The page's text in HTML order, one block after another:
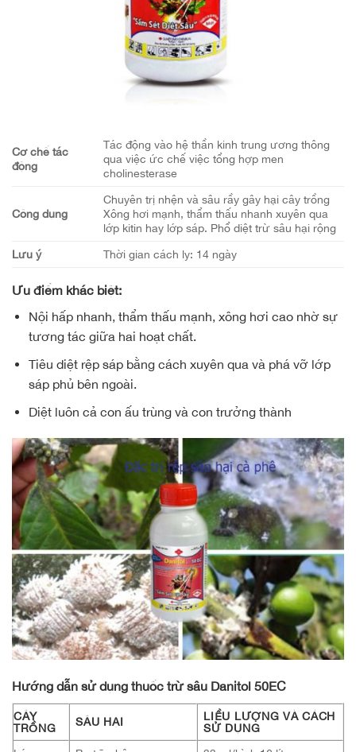
Cơ chế tác
động
Tác động vào hệ thần kinh trung ương thông
qua việc ức chế việc tổng hợp men
cholinesterase
Công dụng
Chuyên trị nhện và sâu rầy gây hại cây trồng
Xông hơi mạnh, thẩm thấu nhanh xuyên qua
lớp kitin hay lớp sáp. Phổ diệt trừ sâu hại rộng
Lưu ý
Thời gian cách ly: 14 ngày
Ưu điểm khác biệt:
Nội hấp nhanh, thẩm thấu mạnh, xông hơi cao nhờ sự
tương tác giữa hai hoạt chất.
Tiêu diệt rệp sáp bằng cách xuyên qua và phá vỡ lớp
sáp phủ bên ngoài.
Diệt luôn cả con ấu trùng và con trưởng thành
Hướng dẫn sử dụng thuốc trừ sâu Danitol 50EC
CÂY
TRỒNG
SÂU HẠI
LIỀU LƯỢNG VÀ CÁCH
SỬ DỤNG